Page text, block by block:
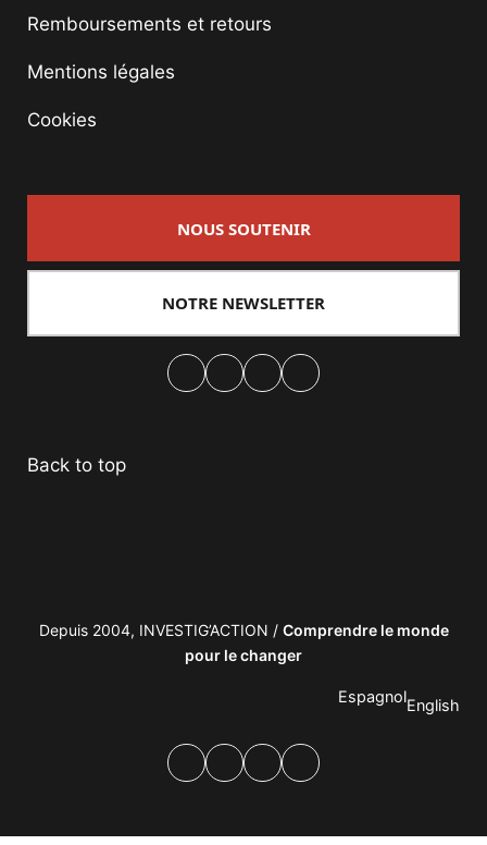
Remboursements et retours
Mentions légales
Cookies
NOUS SOUTENIR
NOTRE NEWSLETTER
Back to top
Depuis 2004, INVESTIG’ACTION / Comprendre le monde
pour le changer
EspagnolEnglish